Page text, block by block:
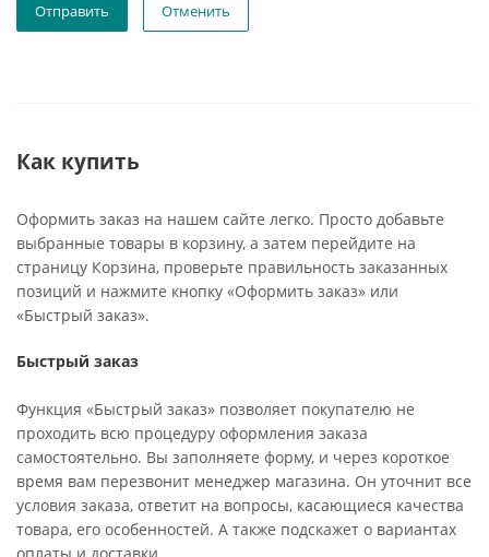
Отменить
Как купить
Оформить заказ на нашем сайте легко. Просто добавьте
выбранные товары в корзину, а затем перейдите на
страницу Корзина, проверьте правильность заказанных
позиций и нажмите кнопку «Оформить заказ» или
«Быстрый заказ».
Быстрый заказ
Функция «Быстрый заказ» позволяет покупателю не
проходить всю процедуру оформления заказа
самостоятельно. Вы заполняете форму, и через короткое
время вам перезвонит менеджер магазина. Он уточнит все
условия заказа, ответит на вопросы, касающиеся качества
товара, его особенностей. А также подскажет о вариантах